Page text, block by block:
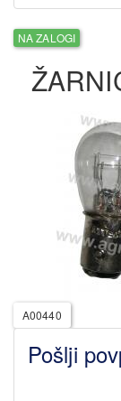
NA ZALOGI
A00440
Pošlji